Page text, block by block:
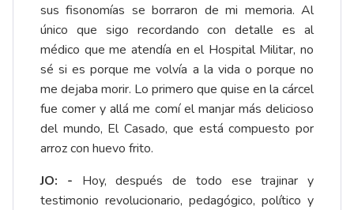
sus fisonomías se borraron de mi memoria. Al
único que sigo recordando con detalle es al
médico que me atendía en el Hospital Militar, no
sé si es porque me volvía a la vida o porque no
me dejaba morir. Lo primero que quise en la cárcel
fue comer y allá me comí el manjar más delicioso
del mundo, El Casado, que está compuesto por
arroz con huevo frito.
JO: - Hoy, después de todo ese trajinar y
testimonio revolucionario, pedagógico, político y